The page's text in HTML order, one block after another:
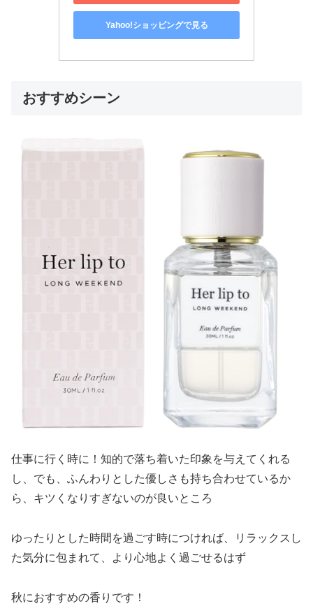
Yahoo!ショッピングで見る
おすすめシーン
仕事に行く時に！知的で落ち着いた印象を与えてくれる
し、でも、ふんわりとした優しさも持ち合わせているか
ら、キツくなりすぎないのが良いところ
ゆったりとした時間を過ごす時につければ、リラックスし
た気分に包まれて、より心地よく過ごせるはず
秋におすすめの香りです！